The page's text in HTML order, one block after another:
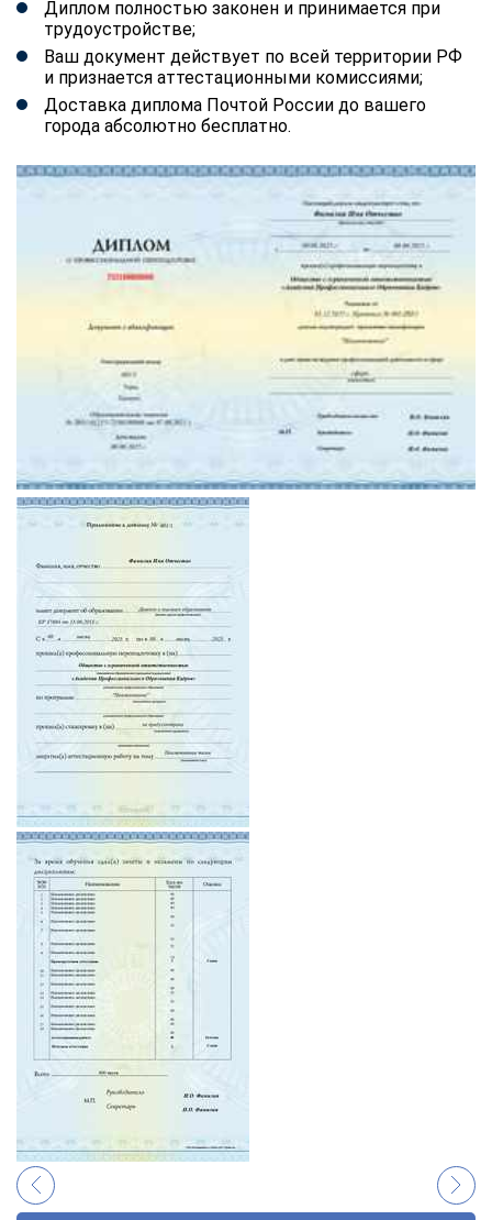
Диплом полностью законен и принимается при
трудоустройстве;
Ваш документ действует по всей территории РФ
и признается аттестационными комиссиями;
Доставка диплома Почтой России до вашего
города абсолютно бесплатно.